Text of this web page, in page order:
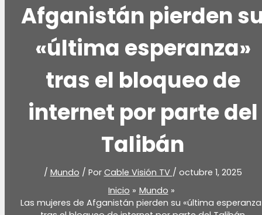
Afganistán pierden
«última esperanza»
tras el bloqueo de
internet por parte del
Talibán
/ Mundo / Por Cable Visión TV / octubre 1, 2025
Inicio
Mundo
Las mujeres de Afganistán pierden su «última